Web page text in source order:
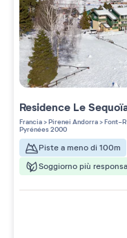
Residence Le
Francia>Pirenei Andorra>Font-
Pyrénées 2000
Piste a meno di 100m
Soggiorno più